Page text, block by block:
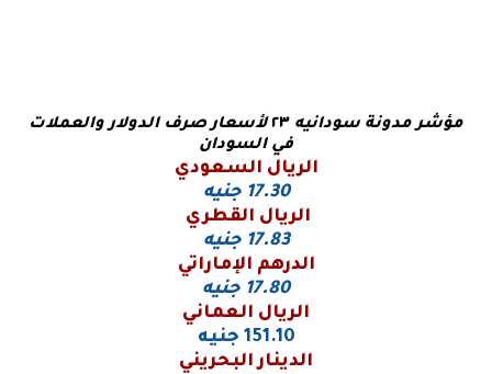
مؤشر مدونة سودانيه ٢٣ لأسعار صرف الدولار والعملات
في السودان
الريال السعودي
17.30 جنيه
الريال القطري
17.83 جنيه
الدرهم الإماراتي
17.80 جنيه
الريال العماني
151.10 جنيه
الدينار البحريني